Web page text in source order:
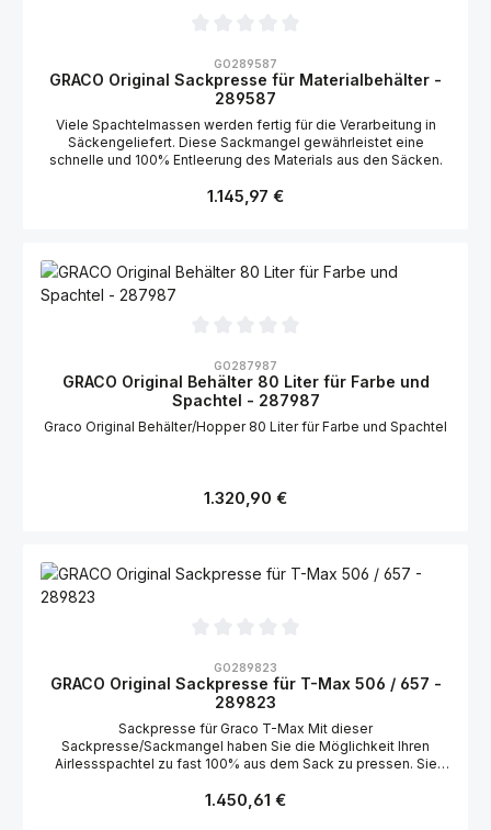
GO289587
GRACO Original Sackpresse für Materialbehälter -
289587
Viele Spachtelmassen werden fertig für die Verarbeitung in
Säckengeliefert. Diese Sackmangel gewährleistet eine
schnelle und 100% Entleerung des Materials aus den Säcken.
Regulärer Preis:
1.145,97 €
GO287987
GRACO Original Behälter 80 Liter für Farbe und
Spachtel - 287987
Graco Original Behälter/Hopper 80 Liter für Farbe und Spachtel
Regulärer Preis:
1.320,90 €
GO289823
GRACO Original Sackpresse für T-Max 506 / 657 -
289823
Sackpresse für Graco T-Max Mit dieser
Sackpresse/Sackmangel haben Sie die Möglichkeit Ihren
Airlessspachtel zu fast 100% aus dem Sack zu pressen. Sie
Materialverlust. Bitte beachten Sie, dass diese Sackpresse nur
Regulärer Preis:
1.450,61 €